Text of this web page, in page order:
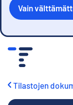
Vain
Tilastojen